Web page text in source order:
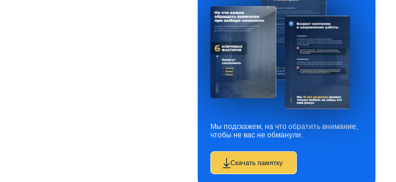
Мы подскажем, на что обратить внимание,
чтобы не вас не обманули.
Скачать памятку